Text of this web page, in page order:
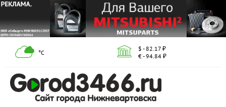
°С
$ - 82.17 ₽
€ - 94.84 ₽